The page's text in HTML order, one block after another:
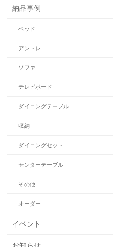
納品事例
ベッド
アントレ
ソファ
テレビボード
ダイニングテーブル
収納
ダイニングセット
センターテーブル
その他
オーダー
イベント